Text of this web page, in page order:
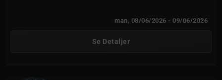
man, 08/06/2026 - 09/06/2026
Se Detaljer